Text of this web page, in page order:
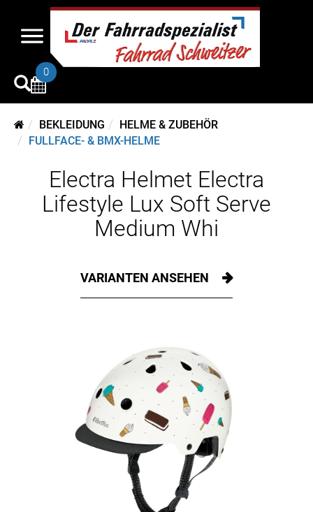
0
BEKLEIDUNG
HELME & ZUBEHÖR
FULLFACE- & BMX-HELME
Electra Helmet Electra
Lifestyle Lux Soft Serve
Medium Whi
VARIANTEN ANSEHEN